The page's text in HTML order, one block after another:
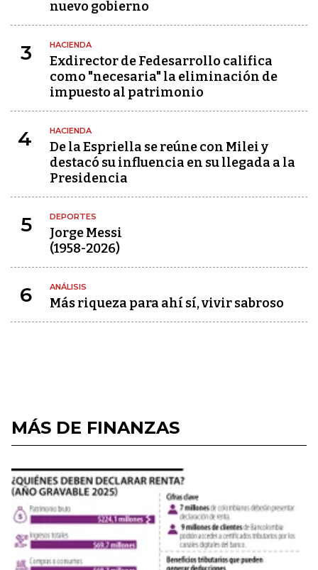
nuevo gobierno
3 HACIENDA
Exdirector de Fedesarrollo califica
como "necesaria" la eliminación de
impuesto al patrimonio
4 HACIENDA
De la Espriella se reúne con Milei y
destacó su influencia en su llegada a la
Presidencia
5 DEPORTES
Jorge Messi
(1958-2026)
6 ANÁLISIS
Más riqueza para ahí sí, vivir sabroso
MÁS DE FINANZAS